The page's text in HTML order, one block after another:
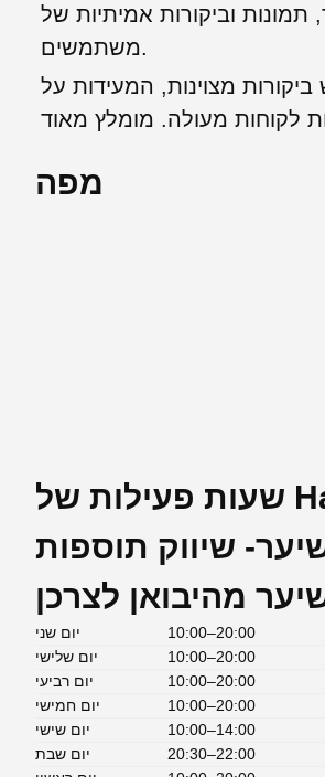
וביקורות אמיתיות של
משתמשים.
מצוינות, המעידות על
מפה
שעות פעילות של Hair station
שיווק תוספות
מהיבואן לצרכן
יום שני
10:00–20:00
יום שלישי
10:00–20:00
יום רביעי
10:00–20:00
יום חמישי
10:00–20:00
יום שישי
10:00–14:00
יום שבת
20:30–22:00